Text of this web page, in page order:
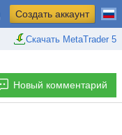
Скачать MetaTrader 5
Создать аккаунт
Новый комментарий